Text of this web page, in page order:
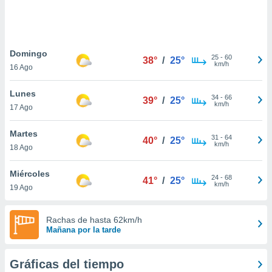
únicos
similares
como
sitio
de
posible
traten tus
en
Para
su
Domingo
16 Ago
38° / 25° 25- 60
km/h
Lunes
17 Ago
39° / 25° 34- 66
km/h
Martes
18 Ago
40° / 25° 31 - 64
km/h
Miércoles
19 Ago
41° / 25° 24- 68
km/h
Rachas de hasta 62km/h
Mañana por la tarde
Gráficas del tiempo